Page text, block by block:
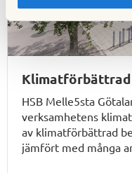
HSB Melle5sta
verksamhetens
av klimatförbättrad
jämfört med många